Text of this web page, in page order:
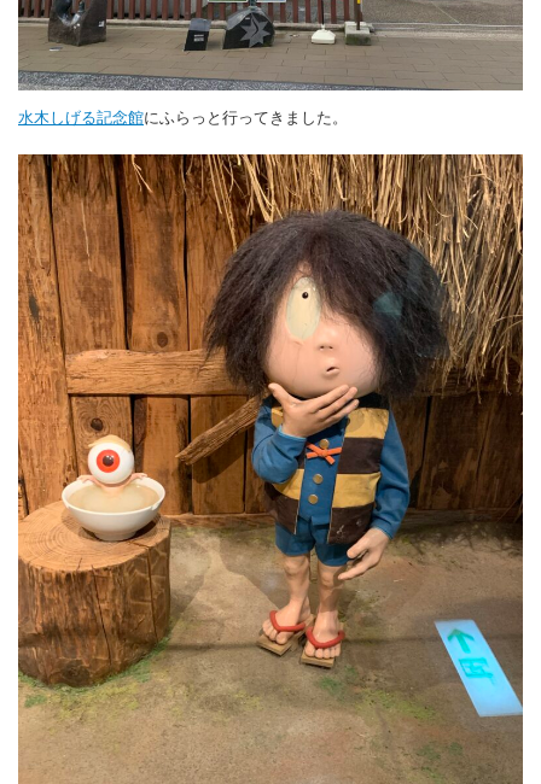
水木しげる記念館にふらっと行ってきました。